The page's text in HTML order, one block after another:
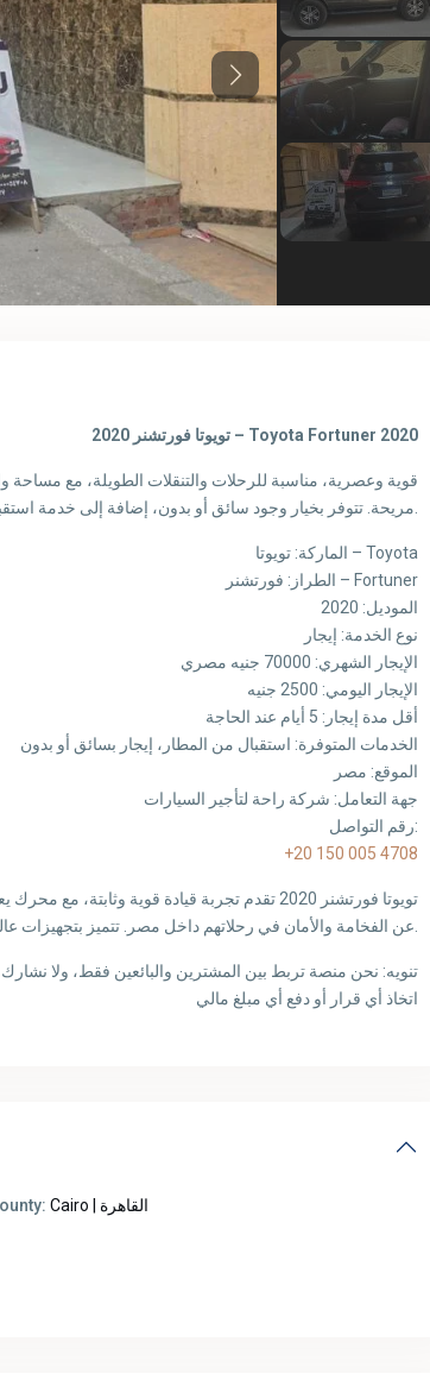
Previous
تويوتا فورتشنر 2020 – Toyota Fortuner 2020
الماركة: تويوتا – Toyota
الطراز: فورتشنر – Fortuner
الموديل: 2020
نوع الخدمة: إيجار
الإيجار الشهري: 70000 جنيه مصري
الإيجار اليومي: 2500 جنيه
أقل مدة إيجار: 5 أيام عند الحاجة
الخدمات المتوفرة: استقبال من المطار، إيجار بسائق أو بدون
الموقع: مصر
جهة التعامل: شركة راحة لتأجير السيارات
رقم التواصل:
+20 150 005 4708
تويوتا فورتشنر 2020 تقدم تجربة قيادة قوية
تنويه: نحن منصة تربط بين المشترين والبائعين فقط، ولا
اتخاذ أي قرار أو دفع أي مبلغ مالي
Cairo | القاهرة